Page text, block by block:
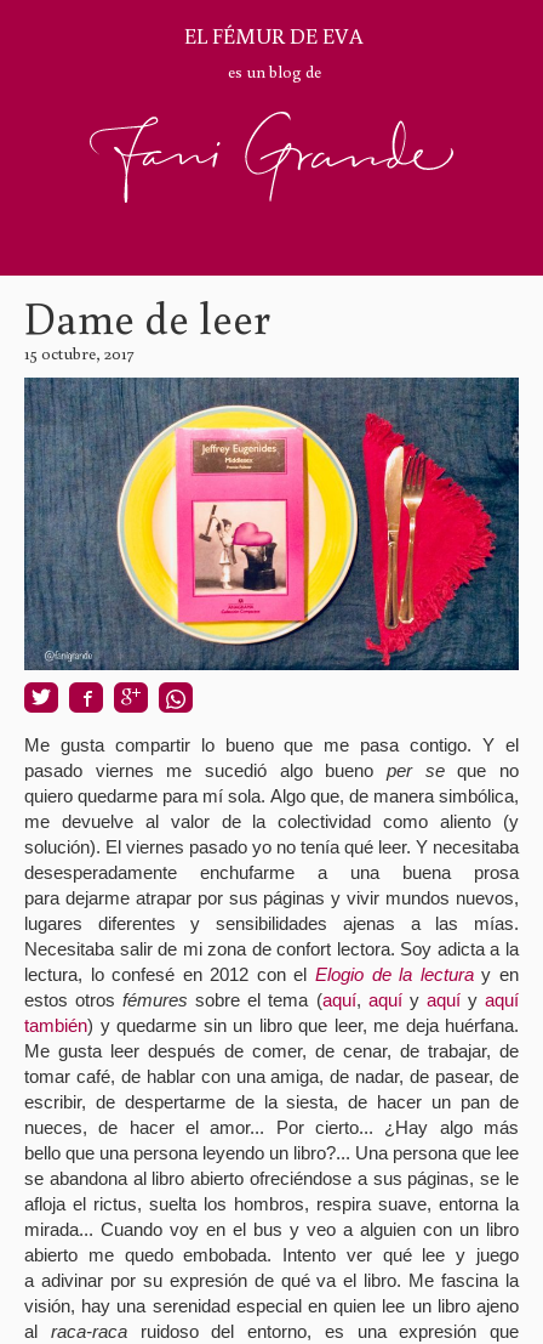
EL FÉMUR DE EVA
es un blog de
Dame de leer
15 octubre, 2017
Me gusta compartir lo bueno que me pasa contigo. Y el
pasado viernes me sucedió algo bueno per seque no
quiero quedarme para mí sola. Algo que, de manera simbólica,
me devuelve al valor de la colectividad como aliento (y
solución). El viernes pasado yo no tenía qué leer. Y necesitaba
desesperadamente enchufarme a una buena prosa
para dejarme atrapar por sus páginas y vivir mundos nuevos,
lugares diferentes y sensibilidades ajenas a las mías.
Necesitaba salir de mi zona de confort lectora. Soy adicta a la
lectura, lo confesé en 2012 con elElogio de la lecturay en
estos otrosfémures sobre el tema (aquí, aquí y aquíyaquí
también) y quedarme sin un libro que leer, me deja huérfana.
Me gusta leer después de comer, de cenar, de trabajar, de
tomar café, de hablar con una amiga, de nadar, de pasear, de
escribir, de despertarme de la siesta, de hacer un pan de
nueces, de hacer el amor... Por cierto... ¿Hay algo más
bello que una persona leyendo un libro?... Una persona que lee
se abandona al libro abierto ofreciéndose a sus páginas, se le
afloja el rictus, suelta los hombros, respira suave, entorna la
mirada... Cuando voy en el bus y veo a alguien con un libro
abierto me quedo embobada. Intento ver qué lee y juego
a adivinar por su expresión de qué va el libro. Me fascina la
visión, hay una serenidad especial en quien lee un libro ajeno
al raca-racaruidoso del entorno, es una expresión que